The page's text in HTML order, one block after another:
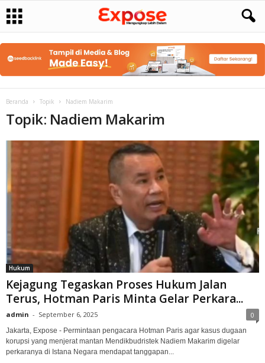
Beranda Topik Nadiem Makarim
Topik: Nadiem Makarim
Hukum
Kejagung Tegaskan Proses Hukum Jalan
Terus, Hotman Paris Minta Gelar Perkara...
admin - September 6, 2025 0
Jakarta, Expose - Permintaan pengacara Hotman Paris agar kasus dugaan
korupsi yang menjerat mantan Mendikbudristek Nadiem Makarim digelar
perkaranya di Istana Negara mendapat tanggapan...